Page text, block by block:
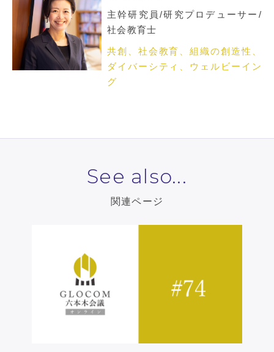
主幹研究員/研究プロデューサー/
社会教育士
共創、社会教育、組織の創造性、
ダイバーシティ、ウェルビーイン
グ
See also...
関連ページ